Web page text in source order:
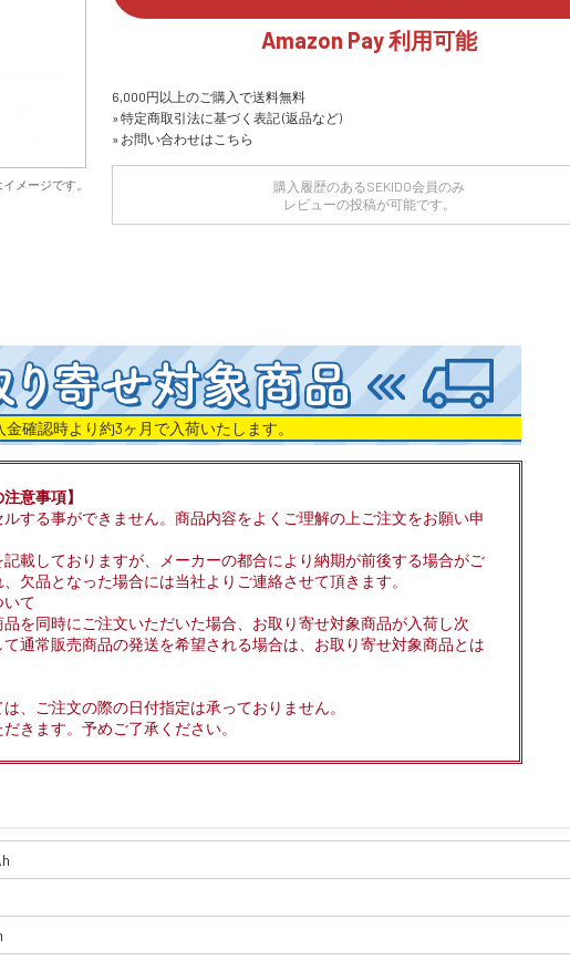
メージです。
Amazon Pay 利用可能
6,000円以上のご購入で送料無料
» 特定商取引法に基づく表記 (返品など)
» お問い合わせはこちら
購入履歴のあるSEKIDO会員のみ
レビューの投稿が可能です。
金確認時より約3ヶ月で入荷いたします。
意事項】
する事ができません。商品内容をよくご理解の上ご注文をお願い申
載しておりますが、メーカーの都合により納期が前後する場合がご
欠品となった場合には当社よりご連絡させて頂きます。
て
を同時にご注文いただいた場合、お取り寄せ対象商品が入荷し次
通常販売商品の発送を希望される場合は、お取り寄せ対象商品とは
、ご注文の際の日付指定は承っておりません。
きます。予めご了承ください。